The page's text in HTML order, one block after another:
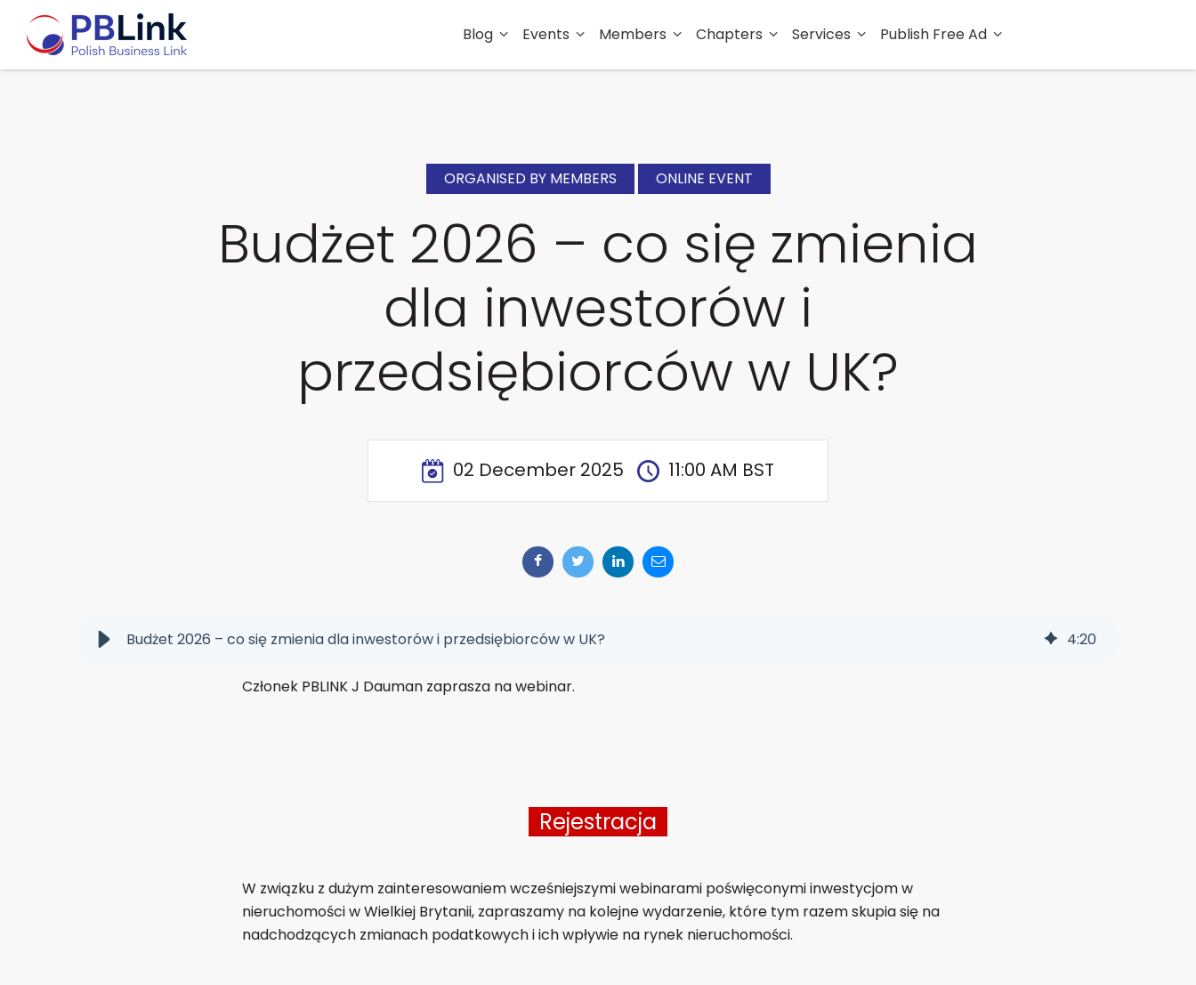
Blog Events Members Chapters Services Publish Free Ad
ORGANISED BY MEMBERS ONLINE EVENT
Budżet 2026 – co się zmienia
dla inwestorów i
przedsiębiorców w UK?
02 December 2025 11:00 AM BST
Budżet 2026 – co się zmienia dla inwestorów i przedsiębiorców w UK? 4:20
Członek PBLINK J Dauman zaprasza na webinar.
Rejestracja
W związku z dużym zainteresowaniem wcześniejszymi webinarami poświęconymi inwestycjom w
nieruchomości w Wielkiej Brytanii, zapraszamy na kolejne wydarzenie, które tym razem skupia się na
nadchodzących zmianach podatkowych i ich wpływie na rynek nieruchomości.